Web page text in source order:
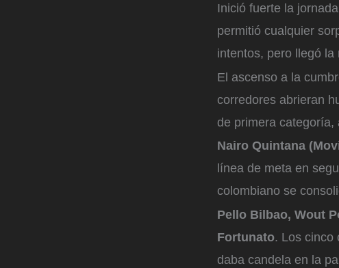
Inició fuerte la
permitió cualquier
intentos, pero llegó
El ascenso a la
corredores abrieran
de primera categoría,
Nairo Quintana
línea de meta en
colombiano se
Pello Bilbao, Wout
Fortunato. Los cinco
daba candela en la